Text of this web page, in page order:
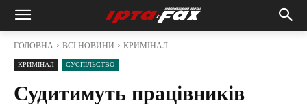
ГОЛОВНА ВСІ НОВИНИ КРИМІНАЛ
КРИМІНАЛ СУСПІЛЬСТВО
Судитимуть працівників